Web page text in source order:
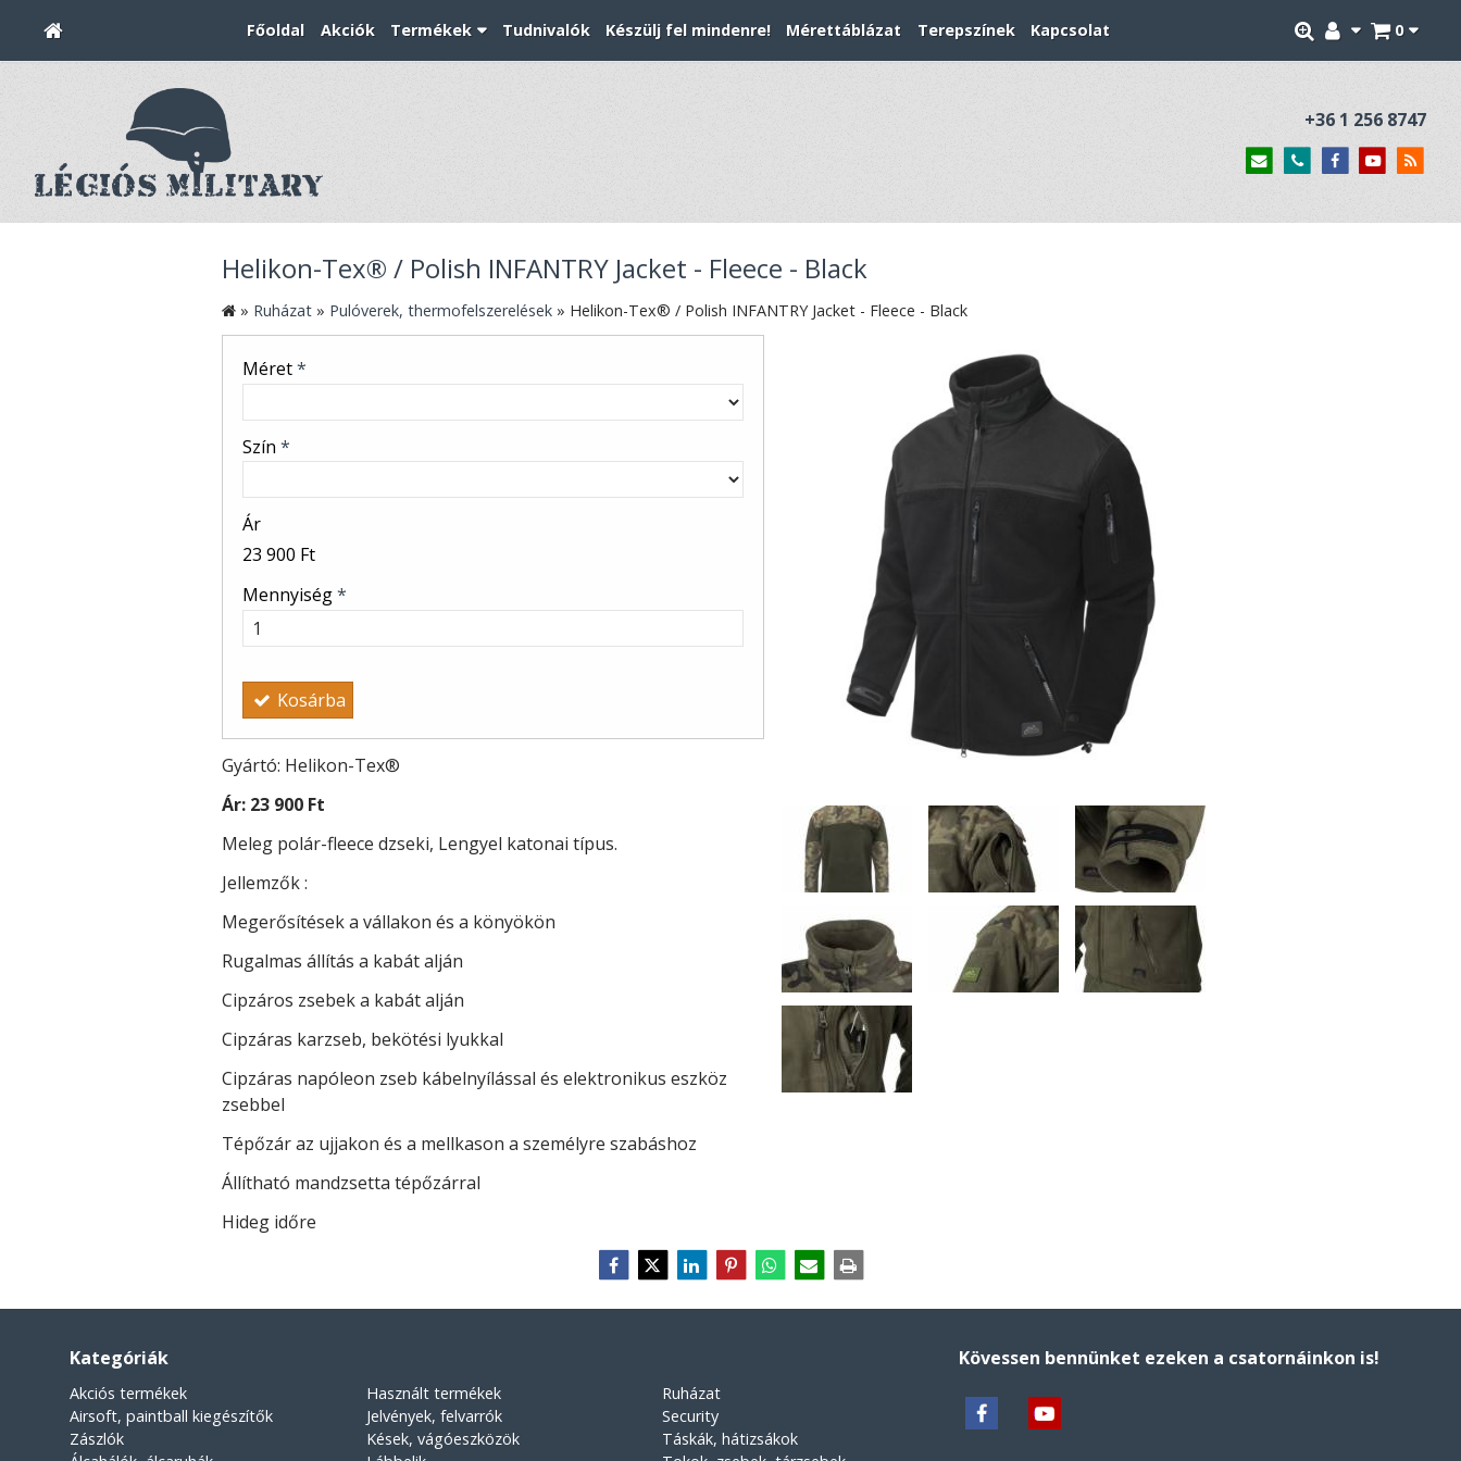
0
Főoldal Akciók Termékek Tudnivalók Készülj fel mindenre! Mérettáblázat Terepszínek Kapcsolat
+36 1 256 8747
Helikon-Tex® / Polish INFANTRY Jacket - Fleece - Black
» Ruházat » Pulóverek, thermofelszerelések » Helikon-Tex® / Polish INFANTRY Jacket - Fleece - Black
Méret*
Szín *
Ár
23 900 Ft
Mennyiség*
Kosárba
Gyártó: Helikon-Tex®
Ár: 23 900 Ft
Meleg polár-fleece dzseki, Lengyel katonai típus.
Jellemzők :
Megerősítések a vállakon és a könyökön
Rugalmas állítás a kabát alján
Cipzáros zsebek a kabát alján
Cipzáras karzseb, bekötési lyukkal
Cipzáras napóleon zseb kábelnyílással és elektronikus eszköz
zsebbel
Tépőzár az ujjakon és a mellkason a személyre szabáshoz
Állítható mandzsetta tépőzárral
Hideg időre
Kategóriák
Akciós termékek
Airsoft, paintball kiegészítők
Zászlók
Használt termékek
Jelvények, felvarrók
Kések, vágóeszközök
Ruházat
Security
Táskák, hátizsákok
Kövessen bennünket ezeken a csatornáinkon is!